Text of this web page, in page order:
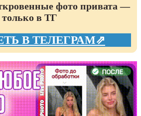
фото привата —
только в ТГ
В ТЕЛЕГРАМ⇗